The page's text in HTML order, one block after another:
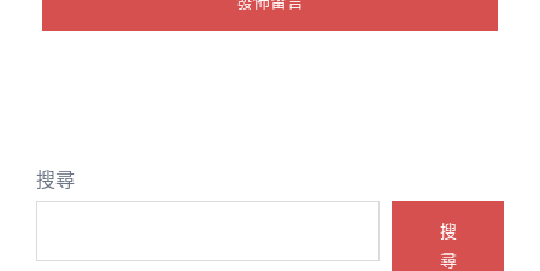
搜尋
搜
尋